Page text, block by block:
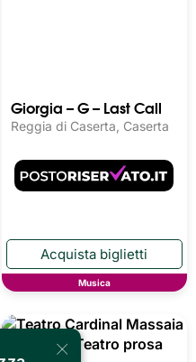
Giorgia – G – Last Call
Reggia di Caserta, Caserta
Musica
×